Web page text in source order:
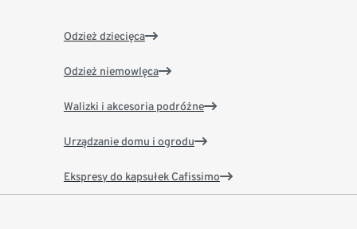
Odzież dziecięca
Odzież niemowlęca
Walizki i akcesoria podróżne
Urządzanie domu i ogrodu
Ekspresy do kapsułek Cafissimo